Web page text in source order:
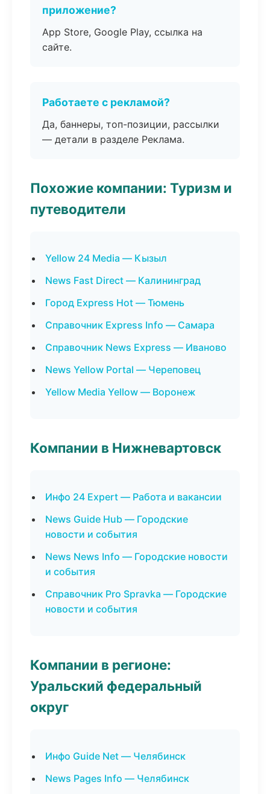
приложение?
App Store, Google Play, ссылка на
сайте.
Работаете с рекламой?
Да, баннеры, топ-позиции, рассылки
— детали в разделе Реклама.
Похожие компании: Туризм и
путеводители
Yellow 24 Media — Кызыл
News Fast Direct — Калининград
Город Express Hot — Тюмень
Справочник Express Info — Самара
Справочник News Express — Иваново
News Yellow Portal — Череповец
Yellow Media Yellow — Воронеж
Компании в Нижневартовск
Инфо 24 Expert — Работа и вакансии
News Guide Hub — Городские
новости и события
News News Info — Городские новости
и события
Справочник Pro Spravka — Городские
новости и события
Компании в регионе:
Уральский федеральный
округ
Инфо Guide Net — Челябинск
News Pages Info — Челябинск